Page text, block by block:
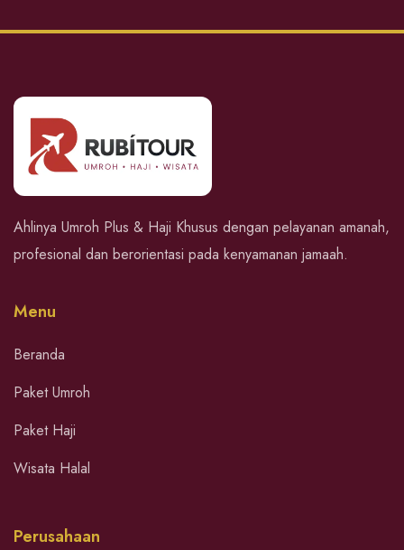
Ahlinya Umroh Plus & Haji Khusus dengan pelayanan amanah,
profesional dan berorientasi pada kenyamanan jamaah.
Menu
Beranda
Paket Umroh
Paket Haji
Wisata Halal
Perusahaan